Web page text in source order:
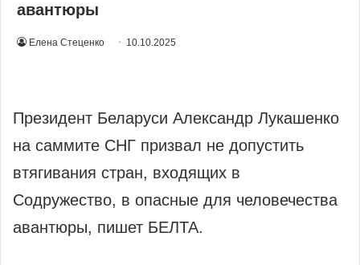
авантюры
Елена Стеценко 10.10.2025
Президент Беларуси Александр Лукашенко
на саммите СНГ призвал не допустить
втягивания стран, входящих в
Содружество, в опасные для человечества
авантюры, пишет БЕЛТА.